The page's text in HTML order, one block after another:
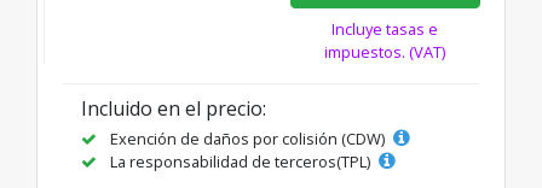
Incluye tasas e
impuestos. (VAT)
Incluido en el precio:
Exención de daños por colisión (CDW)
La responsabilidad de terceros(TPL)